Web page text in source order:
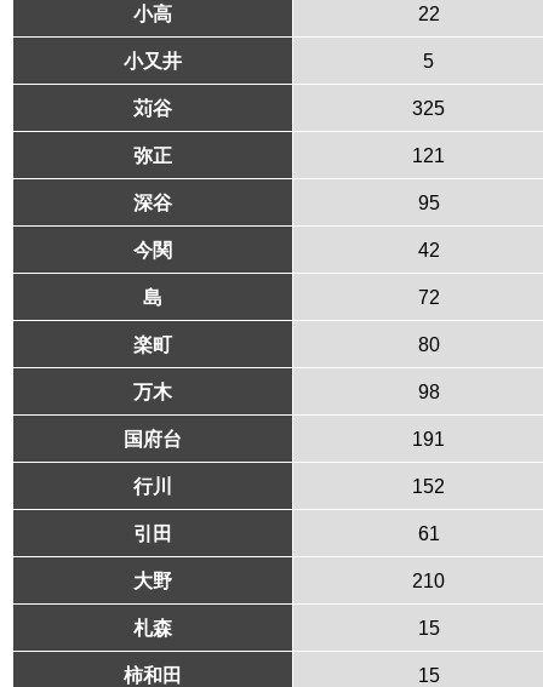
小高 22
小又井 5
苅谷 325
弥正 121
深谷 95
今関 42
島 72
楽町 80
万木 98
国府台 191
行川 152
引田 61
大野 210
札森 15
柿和田 15